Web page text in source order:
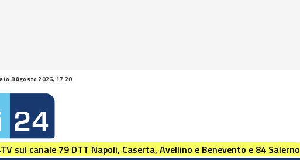
8 Agosto 2026, 17:20
sul canale 79 DTT Napoli, Caserta, Avellino e Benevento e 84 Salerno